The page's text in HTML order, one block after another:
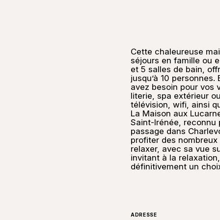
Cette chaleureuse
séjours en famille ou
et 5 salles de bain,
jusqu’à 10
avez besoin pour vos
literie, spa extérieur
télévision, wifi, ainsi
La Maison aux
Saint-Irénée, reconnu
passage dans
profiter des
relaxer, avec sa vue
invitant à la
définitivement un
ADRESSE